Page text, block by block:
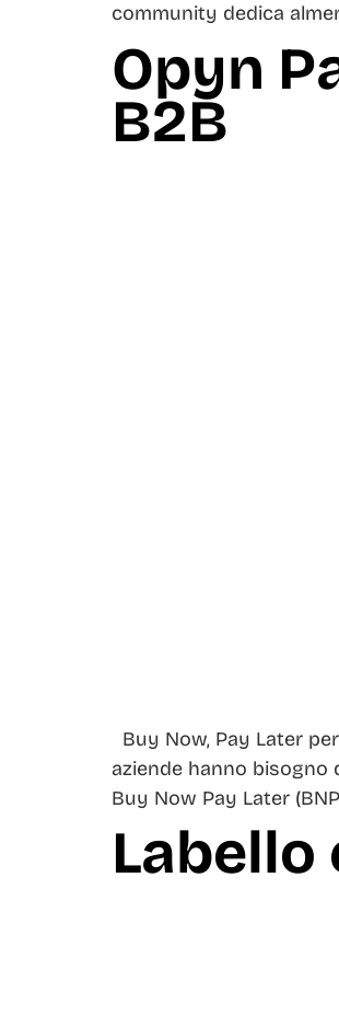
community dedica
Opyn
B2B
Buy Now, Pay Later
aziende hanno
Buy Now Pay Later
Labello